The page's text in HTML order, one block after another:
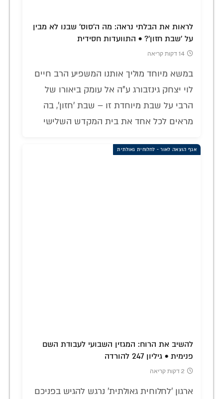
לראות את הבלתי נראה: מה ה'סוס' שבנו לא מבין
על 'שבת חזון'? • התוועדות חסידית
14 דקות קריאה
במשא מיוחד מוליך אותנו המשפיע הרב חיים
לוי יצחק גינזבורג ע"ה אל עומק ביאורו של
הרבי על שבת מיוחדת זו – שבת 'חזון', בה
מראים לכל אחד את בית המקדש השלישי
אגף הוצאה לאור - לחלוחית גאולתית
להשיב את הרוח: המגזין השבועי לעבודת השם
פנימית • גיליון 247 להורדה
2 דקות קריאה
ארגון 'לחלוחית גאולתית' נרגש להגיש בפניכם